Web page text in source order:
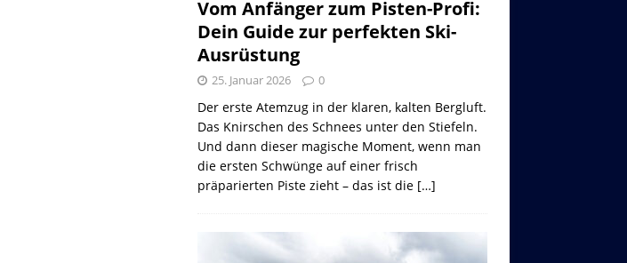
Vom Anfänger zum Pisten-Profi:
Dein Guide zur perfekten Ski-
Ausrüstung
25. Januar 2026 0
Der erste Atemzug in der klaren, kalten Bergluft.
Das Knirschen des Schnees unter den Stiefeln.
Und dann dieser magische Moment, wenn man
die ersten Schwünge auf einer frisch
präparierten Piste zieht – das ist die […]